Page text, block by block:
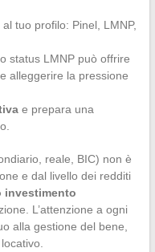
tuo profilo: Pinel, LMNP,
status LMNP può offrire
alleggerire la pressione
e prepara una
reale, BIC) non è
e dal livello dei redditi
investimento
L’attenzione a ogni
alla gestione del bene,